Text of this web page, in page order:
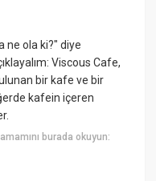
ne ola ki?" diye
Viscous Cafe,
bir kafe ve bir
kafein içeren
burada okuyun: